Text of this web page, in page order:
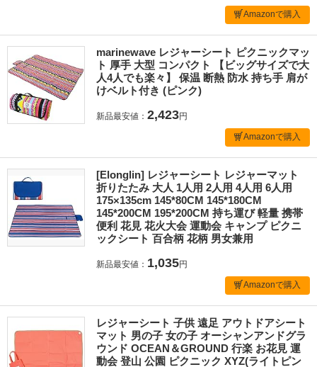
Amazonで購入
marinewave レジャーシート ピクニックマッ
ト 厚手 大型 コンパクト 【ビッグサイズで大
人4人でも楽々】 保温 断熱 防水 持ち手 肩が
けベルト付き (ピンク)
新品最安値： 2,423円
Amazonで購入
[Elonglin] レジャーシート レジャーマット
折りたたみ 大人 1人用 2人用 4人用 6人用
175×135cm 145*80CM 145*180CM
145*200CM 195*200CM 持ち運び 軽量 携帯
便利 花見 花火大会 運動会 キャンプ ピクニ
ックシート 百合柄 花柄 男女兼用
新品最安値： 1,035円
Amazonで購入
レジャーシート 子供 遠足 アウトドアシート
マット 男の子 女の子 オーシャンアンドグラ
ウンド OCEAN＆GROUND 行楽 お花見 運
動会 登山 公園 ピクニック XYZ(ライトピン